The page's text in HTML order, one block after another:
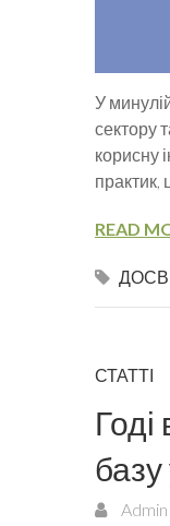
У
сектору
корисну
практик,
READ
СТАТТІ
Admin